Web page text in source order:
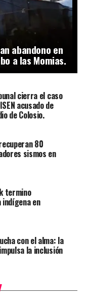
abandono en
a las Momias.
cierra el caso
acusado de
de Colosio.
80
sismos en
termino
indígena en
con el alma: la
la inclusión